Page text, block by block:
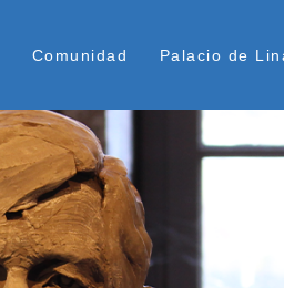
Comunidad Palacio de